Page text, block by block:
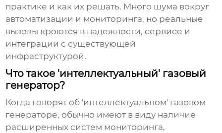
практике и как их решать. Много шума вокруг
автоматизации и мониторинга, но реальные
вызовы кроются в надежности, сервисе и
интеграции с существующей
инфраструктурой.
Что такое 'интеллектуальный' газовый
генератор?
Когда говорят об 'интеллектуальном' газовом
генераторе, обычно имеют в виду наличие
расширенных систем мониторинга,